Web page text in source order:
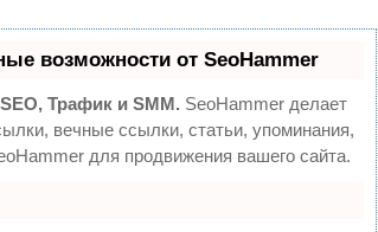
возможности от SeoHammer
SEO, Трафик и SMM. SeoHammer делает
вечные ссылки, статьи, упоминания,
для продвижения вашего сайта.